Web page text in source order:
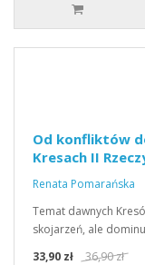
Od konfliktów
Kresach II
Renata Pomarańska
Temat dawnych
skojarzeń, ale
33,90 zł
36,90 zł